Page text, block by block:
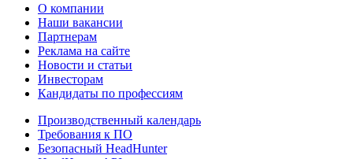
О компании
Наши вакансии
Партнерам
Реклама на сайте
Новости и статьи
Инвесторам
Кандидаты по профессиям
Производственный календарь
Требования к ПО
Безопасный HeadHunter